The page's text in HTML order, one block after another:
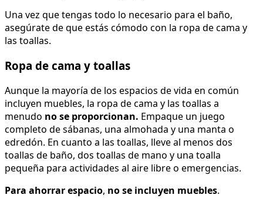
Una vez que tengas todo lo necesario para el baño,
asegúrate de que estás cómodo con la ropa de cama y
las toallas.
Ropa de cama y toallas
Aunque la mayoría de los espacios de vida en común
incluyen muebles, la ropa de cama y las toallas a
menudo no se proporcionan. Empaque un juego
completo de sábanas, una almohada y una manta o
edredón. En cuanto a las toallas, lleve al menos dos
toallas de baño, dos toallas de mano y una toalla
pequeña para actividades al aire libre o emergencias.
Para ahorrar espacio, no se incluyen muebles.